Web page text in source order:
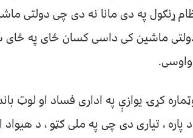
ړنګول په دی مانا نه دی چی دولتی
دولتی ماشین کی داسی کسان ځای په
کړۍ یوازې په اداری فساد او لوټ
، تیاری دی چی په ملی ګټو ، د